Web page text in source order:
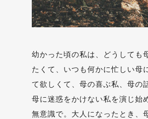
幼かった頃の私は、どうしても
たくて、いつも何かに忙しい母
て欲しくて、母の喜ぶ私、母の
母に迷惑をかけない私を演じ始
無意識で。大人になったとき、